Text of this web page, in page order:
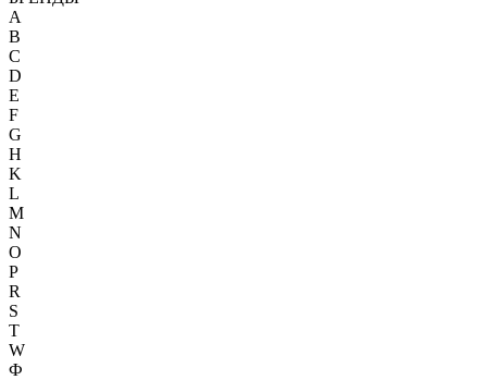
A
B
C
D
E
F
G
H
K
L
M
N
O
P
R
S
T
W
Ф